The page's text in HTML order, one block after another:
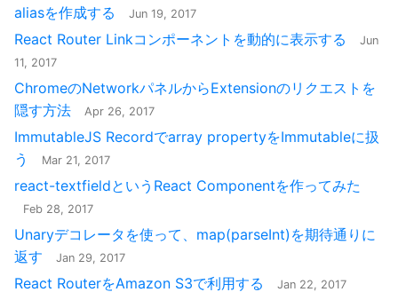
aliasを作成する
Jun 19, 2017
React Router Linkコンポーネントを動的に表示する
Jun
11, 2017
ChromeのNetworkパネルからExtensionのリクエストを
隠す方法
Apr 26, 2017
ImmutableJS Recordでarray propertyをImmutableに扱
う
Mar 21, 2017
react-textfieldというReact Componentを作ってみた
Feb 28, 2017
Unaryデコレータを使って、map(parseInt)を期待通りに
返す
Jan 29, 2017
React RouterをAmazon S3で利用する Jan 22, 2017